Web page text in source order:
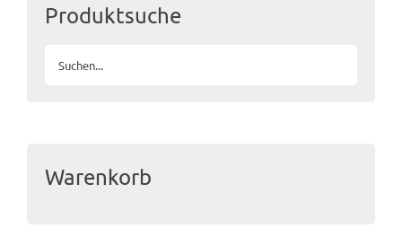
Produktsuche
Warenkorb